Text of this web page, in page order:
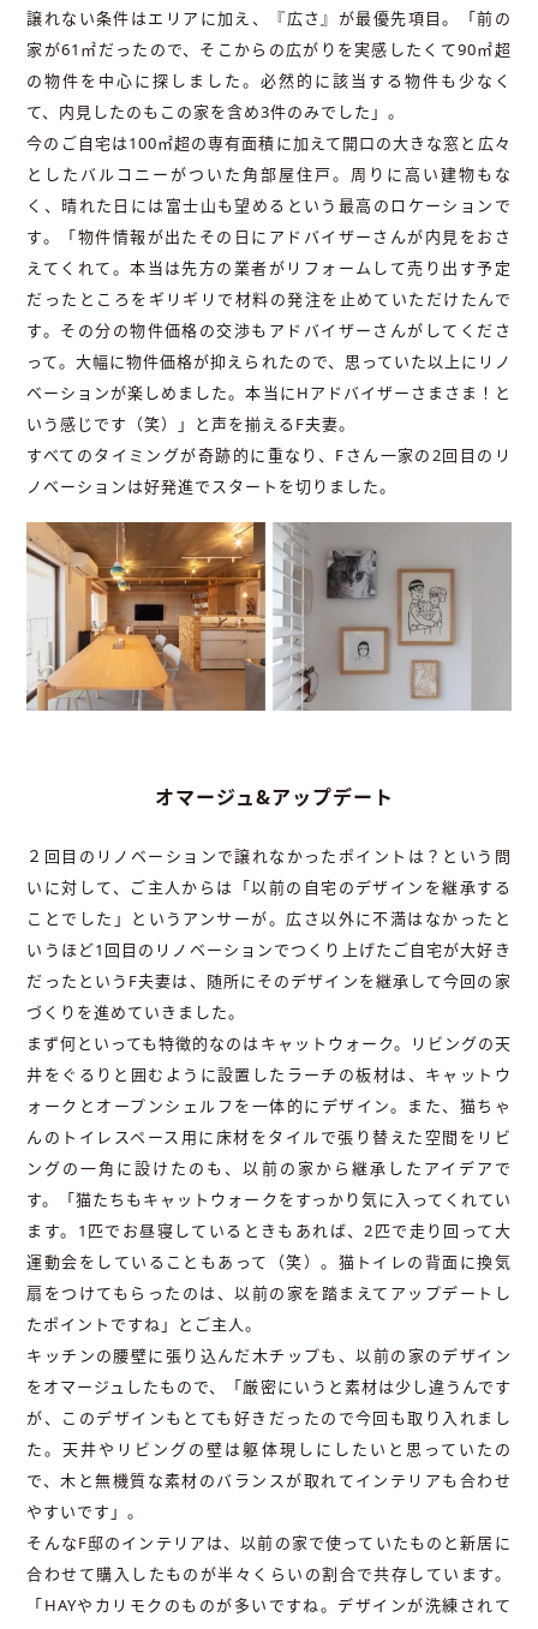
譲れない条件はエリアに加え、『広さ』が最優先項目。「前の
家が61㎡だったので、そこからの広がりを実感したくて90㎡超
の物件を中心に探しました。必然的に該当する物件も少なく
て、内見したのもこの家を含め3件のみでした」。
今のご自宅は100㎡超の専有面積に加えて開口の大きな窓と広々
としたバルコニーがついた角部屋住戸。周りに高い建物もな
く、晴れた日には富士山も望めるという最高のロケーションで
す。「物件情報が出たその日にアドバイザーさんが内見をおさ
えてくれて。本当は先方の業者がリフォームして売り出す予定
だったところをギリギリで材料の発注を止めていただけたんで
す。その分の物件価格の交渉もアドバイザーさんがしてくださ
って。大幅に物件価格が抑えられたので、思っていた以上にリノ
ベーションが楽しめました。本当にHアドバイザーさまさま！と
いう感じです（笑）」と声を揃えるF夫妻。
すべてのタイミングが奇跡的に重なり、Fさん一家の2回目のリ
ノベーションは好発進でスタートを切りました。
オマージュ&アップデート
２回目のリノベーションで譲れなかったポイントは？という問
いに対して、ご主人からは「以前の自宅のデザインを継承する
ことでした」というアンサーが。広さ以外に不満はなかったと
いうほど1回目のリノベーションでつくり上げたご自宅が大好き
だったというF夫妻は、随所にそのデザインを継承して今回の家
づくりを進めていきました。
まず何といっても特徴的なのはキャットウォーク。リビングの天
井をぐるりと囲むように設置したラーチの板材は、キャットウ
ォークとオープンシェルフを一体的にデザイン。また、猫ちゃ
んのトイレスペース用に床材をタイルで張り替えた空間をリビ
ングの一角に設けたのも、以前の家から継承したアイデアで
す。「猫たちもキャットウォークをすっかり気に入ってくれてい
ます。1匹でお昼寝しているときもあれば、2匹で走り回って大
運動会をしていることもあって（笑）。猫トイレの背面に換気
扇をつけてもらったのは、以前の家を踏まえてアップデートし
たポイントですね」とご主人。
キッチンの腰壁に張り込んだ木チップも、以前の家のデザイン
をオマージュしたもので、「厳密にいうと素材は少し違うんです
が、このデザインもとても好きだったので今回も取り入れまし
た。天井やリビングの壁は躯体現しにしたいと思っていたの
で、木と無機質な素材のバランスが取れてインテリアも合わせ
やすいです」。
そんなF邸のインテリアは、以前の家で使っていたものと新居に
合わせて購入したものが半々くらいの割合で共存しています。
「HAYやカリモクのものが多いですね。デザインが洗練されて